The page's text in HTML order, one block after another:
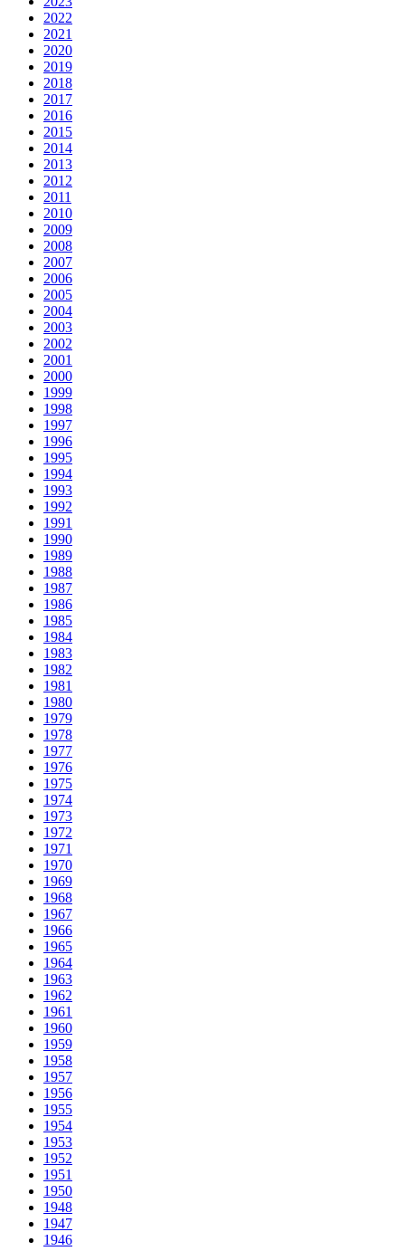
2022
2021
2020
2019
2018
2017
2016
2015
2014
2013
2012
2011
2010
2009
2008
2007
2006
2005
2004
2003
2002
2001
2000
1999
1998
1997
1996
1995
1994
1993
1992
1991
1990
1989
1988
1987
1986
1985
1984
1983
1982
1981
1980
1979
1978
1977
1976
1975
1974
1973
1972
1971
1970
1969
1968
1967
1966
1965
1964
1963
1962
1961
1960
1959
1958
1957
1956
1955
1954
1953
1952
1951
1950
1948
1947
1946